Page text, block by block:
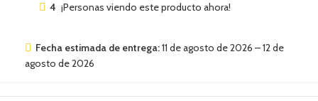
4 ¡Personas viendo este producto ahora!
Fecha estimada de entrega:11 de agosto de 2026 – 12 de
agosto de 2026